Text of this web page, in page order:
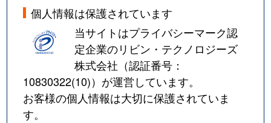
個人情報は保護されています
当サイトはプライバシーマーク認
定企業のリビン・テクノロジーズ
株式会社（認証番号：
10830322(10)）が運営しています。
お客様の個人情報は大切に保護されていま
す。